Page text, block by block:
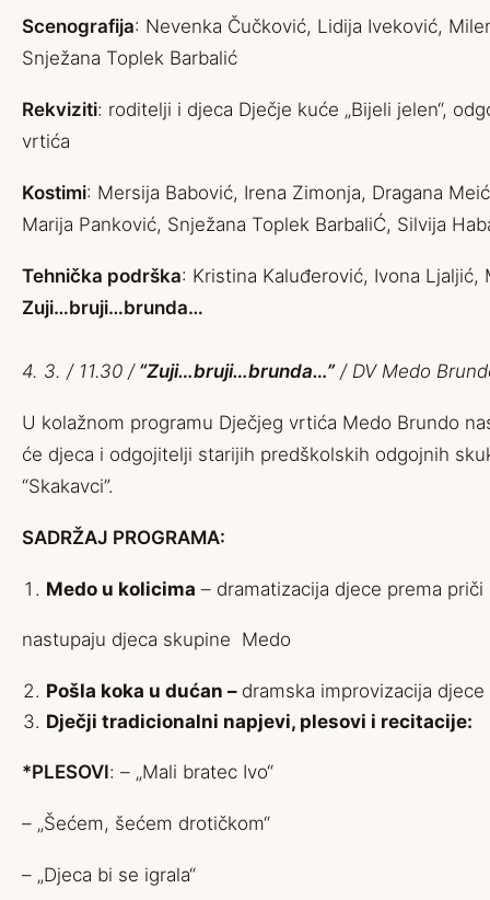
Scenografija: Nevenka Čučković, Lidija Iveković,
Snježana Toplek Barbalić
Rekviziti: roditelji i djeca Dječje kuće „Bijeli jelen“,
vrtića
Kostimi: Mersija Babović, Irena Zimonja, Dragana
Marija Panković, Snježana Toplek BarbaliĆ, Silvija
Tehnička podrška: Kristina Kaluđerović, Ivona Ljaljić,
Zuji…bruji…brunda…
4. 3. / 11.30 /“Zuji…bruji…brunda…”/ DV Medo
U kolažnom programu Dječjeg vrtića Medo Brundo
će djeca i odgojitelji starijih predškolskih odgojnih
“Skakavci”.
SADRŽAJ PROGRAMA:
Medo u kolicima – dramatizacija djece prema
nastupaju djeca skupine Medo
Pošla koka u dućan – dramska improvizacija djece
Dječji tradicionalni napjevi, plesovi i recitacije:
*PLESOVI: – „Mali bratec Ivo“
– „Šećem, šećem drotičkom“
– „Djeca bi se igrala“